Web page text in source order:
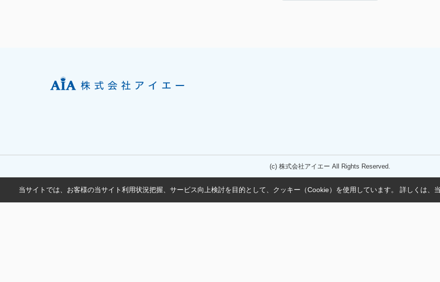
(c) 株式会社アイエー All Rights Reserved.
当サイトでは、お客様の当サイト利用状況把握、サービス向上検討を目的として、クッキー（Cookie）を使用しています。 詳しくは、